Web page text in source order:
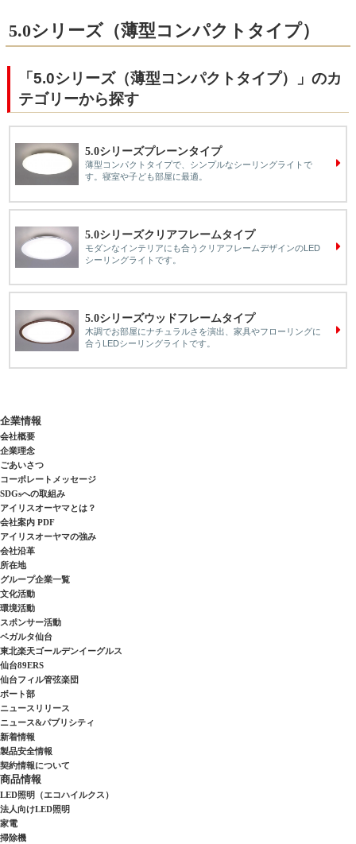
5.0シリーズ（薄型コンパクトタイプ）
「5.0シリーズ（薄型コンパクトタイプ）」のカ
テゴリーから探す
5.0シリーズプレーンタイプ
薄型コンパクトタイプで、シンプルなシーリングライトで
す。寝室や子ども部屋に最適。
5.0シリーズクリアフレームタイプ
モダンなインテリアにも合うクリアフレームデザインのLED
シーリングライトです。
5.0シリーズウッドフレームタイプ
木調でお部屋にナチュラルさを演出、家具やフローリングに
合うLEDシーリングライトです。
企業情報
会社概要
企業理念
ごあいさつ
コーポレートメッセージ
SDGsへの取組み
アイリスオーヤマとは？
会社案内 PDF
アイリスオーヤマの強み
会社沿革
所在地
グループ企業一覧
文化活動
環境活動
スポンサー活動
ベガルタ仙台
東北楽天ゴールデンイーグルス
仙台89ERS
仙台フィル管弦楽団
ボート部
ニュースリリース
ニュース&パブリシティ
新着情報
製品安全情報
契約情報について
商品情報
LED照明（エコハイルクス）
法人向けLED照明
家電
掃除機